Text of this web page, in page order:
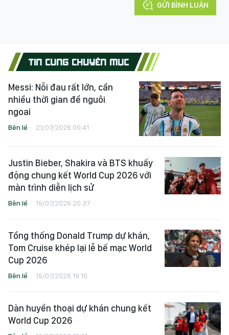
GỬI BÌNH LUẬN
TIN CÙNG CHUYÊN MỤC
Messi: Nỗi đau rất lớn, cần
nhiều thời gian để nguôi
ngoai
Bên lề 21/07/2026 00:41
Justin Bieber, Shakira và BTS khuấy
động chung kết World Cup 2026 với
màn trình diễn lịch sử
Bên lề 19/07/2026 20:37
Tổng thống Donald Trump dự khán,
Tom Cruise khép lại lễ bế mạc World
Cup 2026
Bên lề 19/07/2026 19:10
Dàn huyền thoại dự khán chung kết
World Cup 2026